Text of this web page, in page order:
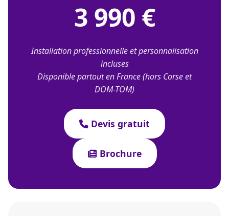
3 990 €
Installation professionnelle et personnalisation
incluses
Disponible partout en France (hors Corse et
DOM-TOM)
Devis gratuit
Brochure